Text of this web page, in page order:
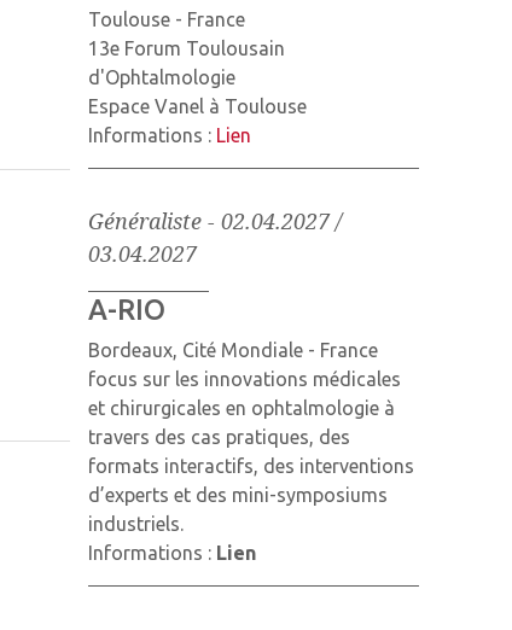
Toulouse - France
13e Forum Toulousain
d'Ophtalmologie
Espace Vanel à Toulouse
Informations : Lien
Généraliste -02.04.2027 /
03.04.2027
A-RIO
Bordeaux, Cité Mondiale - France
focus sur les innovations médicales
et chirurgicales en ophtalmologie à
travers des cas pratiques, des
formats interactifs, des interventions
d’experts et des mini-symposiums
industriels.
Informations : Lien